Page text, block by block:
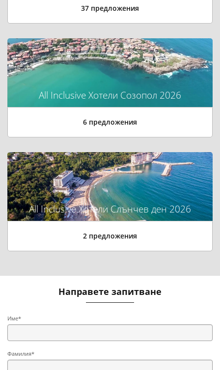
37 предложения
All Inclusive Хотели Созопол 2026
6 предложения
All Inclusive Хотели Слънчев ден 2026
2 предложения
Направете запитване
Име*
Фамилия*